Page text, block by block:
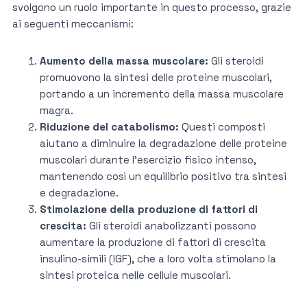
svolgono un ruolo importante in questo processo, grazie
ai seguenti meccanismi:
Aumento della massa muscolare: Gli steroidi
promuovono la sintesi delle proteine muscolari,
portando a un incremento della massa muscolare
magra.
Riduzione del catabolismo: Questi composti
aiutano a diminuire la degradazione delle proteine
muscolari durante l’esercizio fisico intenso,
mantenendo così un equilibrio positivo tra sintesi
e degradazione.
Stimolazione della produzione di fattori di
crescita: Gli steroidi anabolizzanti possono
aumentare la produzione di fattori di crescita
insulino-simili (IGF), che a loro volta stimolano la
sintesi proteica nelle cellule muscolari.